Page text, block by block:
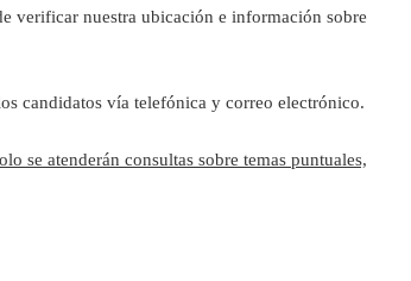
verificar nuestra ubicación e información sobre
candidatos vía telefónica y correo electrónico.
se atenderán consultas sobre temas puntuales,